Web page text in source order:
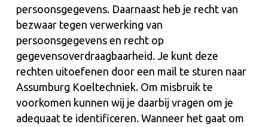
persoonsgegevens. Daarnaast heb je recht van
bezwaar tegen verwerking van
persoonsgegevens en recht op
gegevensoverdraagbaarheid. Je kunt deze
rechten uitoefenen door een mail te sturen naar
Assumburg Koeltechniek. Om misbruik te
voorkomen kunnen wij je daarbij vragen om je
adequaat te identificeren. Wanneer het gaat om